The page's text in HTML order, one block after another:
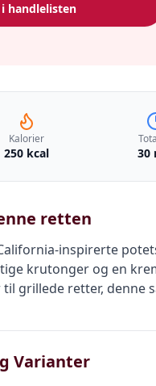
handlelisten
Kalorier
250 kcal 30
retten
inspirerte
krutonger og en
grillede retter, denne
Varianter